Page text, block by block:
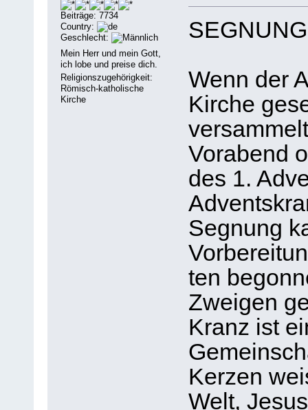
Beiträge: 7734
Country:
Geschlecht:
Mein Herr und mein Gott,
ich lobe und preise dich.
Religionszugehörigkeit:
Römisch-katholische
Kirche
Wenn der
Kirche
Vorabend
des 1.
Segnung
ten
Zweigen
Kranz ist
Kerzen
Welt,